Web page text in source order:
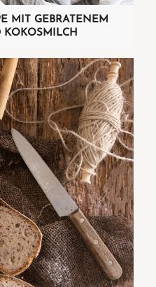
MIT GEBRATENEM
KOKOSMILCH